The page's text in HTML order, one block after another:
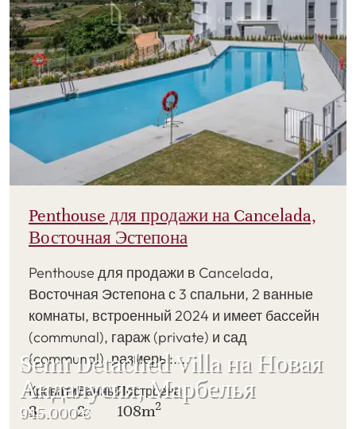
Semi Detached Villa на Новая
Андалусия, Марбелья
945.000 €
Penthouse для продажи на Cancelada,
Восточная Эстепона
Penthouse для продажи в Cancelada,
Восточная Эстепона с 3 спальни, 2 ванные
комнаты, встроенный 2024 и имеет бассейн
(communal), гараж (private) и сад
(communal). размеры:....
Кровати
3
Ванны
2
Построено
108m2